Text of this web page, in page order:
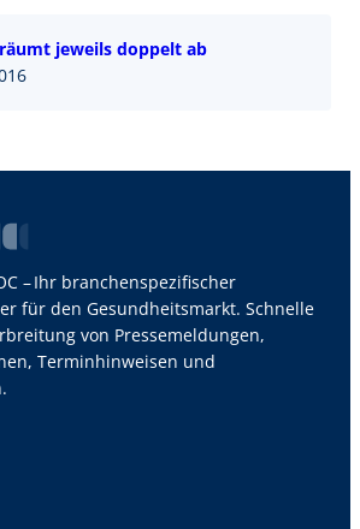
jeweils doppelt ab
– Ihr branchenspezifischer
für den Gesundheitsmarkt. Schnelle
von Pressemeldungen,
Terminhinweisen und